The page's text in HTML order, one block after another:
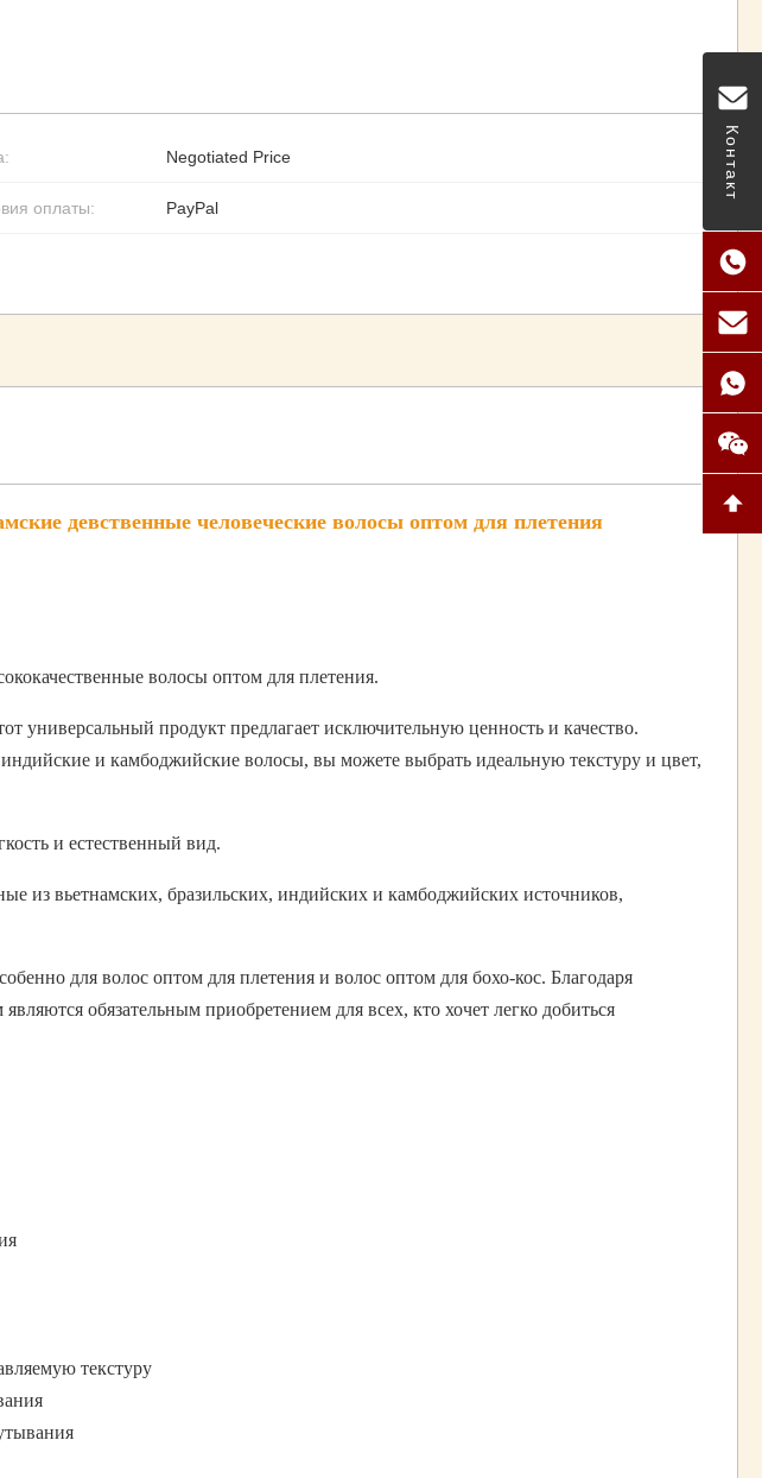
Контакт
Negotiated Price
оплаты: PayPal
девственные человеческие волосы оптом для плетения
волосы оптом для плетения.
универсальный продукт предлагает исключительную ценность и качество.
и камбоджийские волосы, вы можете выбрать идеальную текстуру и цвет,
и естественный вид.
из вьетнамских, бразильских, индийских и камбоджийских источников,
для волос оптом для плетения и волос оптом для бохо-кос. Благодаря
обязательным приобретением для всех, кто хочет легко добиться
текстуру